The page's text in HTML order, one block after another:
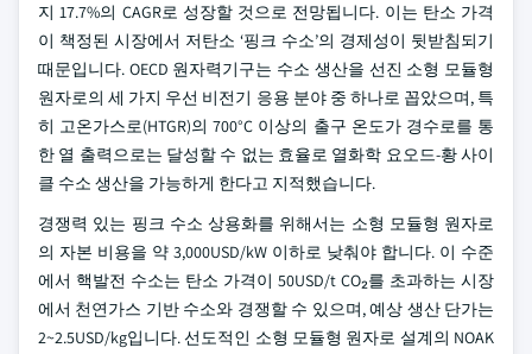
지 17.7%의 CAGR로 성장할 것으로 전망됩니다. 이는 탄소 가격
이 책정된 시장에서 저탄소 ‘핑크 수소’의 경제성이 뒷받침되기
때문입니다. OECD 원자력기구는 수소 생산을 선진 소형 모듈형
원자로의 세 가지 우선 비전기 응용 분야 중 하나로 꼽았으며, 특
히 고온가스로(HTGR)의 700°C 이상의 출구 온도가 경수로를 통
한 열 출력으로는 달성할 수 없는 효율로 열화학 요오드-황 사이
클 수소 생산을 가능하게 한다고 지적했습니다.
경쟁력 있는 핑크 수소 상용화를 위해서는 소형 모듈형 원자로
의 자본 비용을 약 3,000USD/kW 이하로 낮춰야 합니다. 이 수준
에서 핵발전 수소는 탄소 가격이 50USD/t CO₂를 초과하는 시장
에서 천연가스 기반 수소와 경쟁할 수 있으며, 예상 생산 단가는
2~2.5USD/kg입니다. 선도적인 소형 모듈형 원자로 설계의 NOAK